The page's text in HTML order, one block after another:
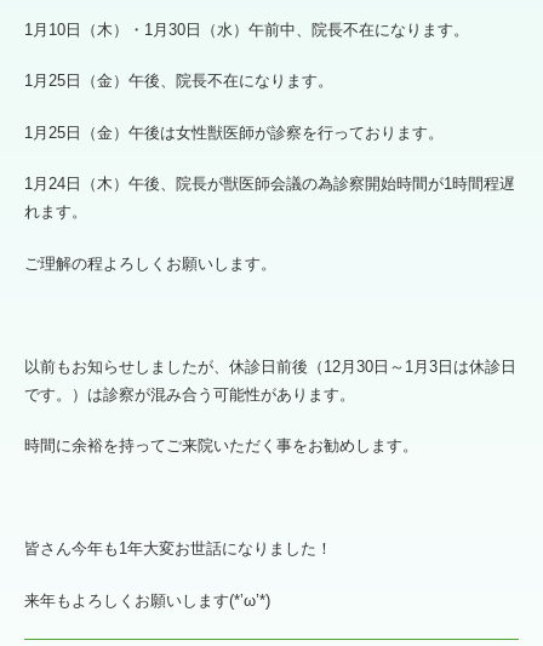
1月10日（木）・1月30日（水）午前中、院長不在になります。
1月25日（金）午後、院長不在になります。
1月25日（金）午後は女性獣医師が診察を行っております。
1月24日（木）午後、院長が獣医師会議の為診察開始時間が1時間程遅
れます。
ご理解の程よろしくお願いします。
以前もお知らせしましたが、休診日前後（12月30日～1月3日は休診日
です。）は診察が混み合う可能性があります。
時間に余裕を持ってご来院いただく事をお勧めします。
皆さん今年も1年大変お世話になりました！
来年もよろしくお願いします(*’ω’*)